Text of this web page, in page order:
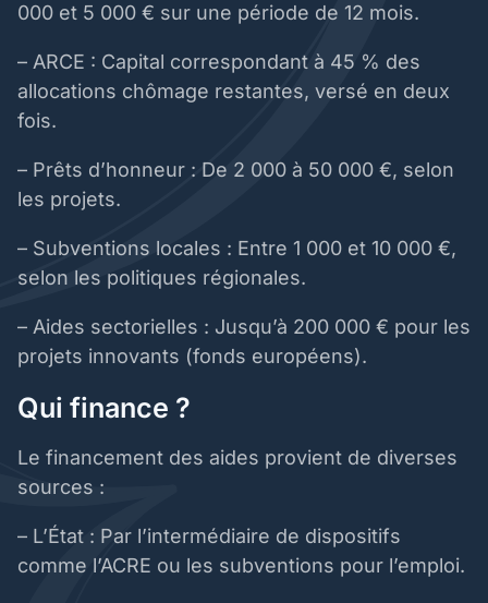
000 et 5 000 € sur une période de 12 mois.
– ARCE : Capital correspondant à 45 % des
allocations chômage restantes, versé en deux
fois.
– Prêts d’honneur : De 2 000 à 50 000 €, selon
les projets.
– Subventions locales : Entre 1 000 et 10 000 €,
selon les politiques régionales.
– Aides sectorielles : Jusqu’à 200 000 € pour les
projets innovants (fonds européens).
Qui finance ?
Le financement des aides provient de diverses
sources :
– L’État : Par l’intermédiaire de dispositifs
comme l’ACRE ou les subventions pour l’emploi.